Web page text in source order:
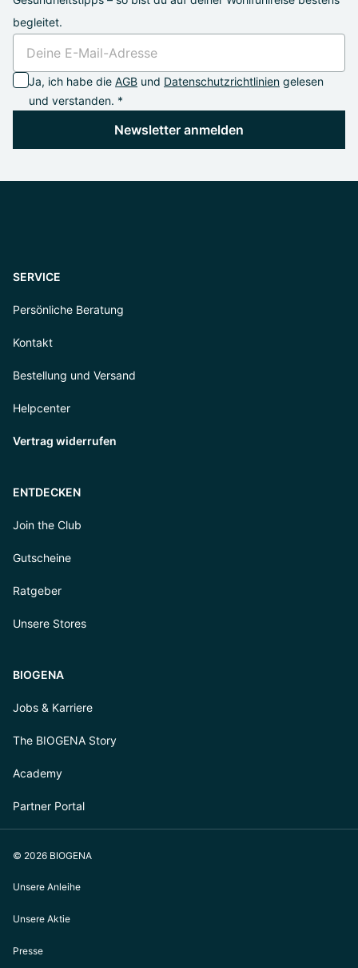
begleitet.
Ja, ich habe die AGB und Datenschutzrichtlinien gelesen
und verstanden. *
Newsletter anmelden
SERVICE
Persönliche Beratung
Kontakt
Bestellung und Versand
Helpcenter
Vertrag widerrufen
ENTDECKEN
Join the Club
Gutscheine
Ratgeber
Unsere Stores
BIOGENA
Jobs & Karriere
The BIOGENA Story
Academy
Partner Portal
© 2026 BIOGENA
Unsere Anleihe
Unsere Aktie
Presse